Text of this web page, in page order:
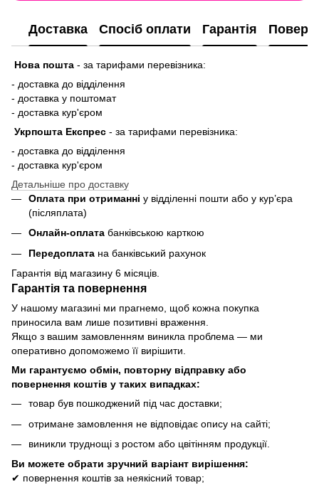
Доставка Спосіб оплати Гарантія
Нова пошта - за тарифами перевізника:
- доставка до відділення
- доставка у поштомат
- доставка кур'єром
Укрпошта Експрес - за тарифами перевізника:
- доставка до відділення
- доставка кур'єром
Детальніше про доставку
Оплата при отриманні у відділенні пошти або у кур’єра
(післяплата)
Онлайн-оплата банківською карткою
Передоплата на банківський рахунок
Гарантія від магазину 6 місяців.
Гарантія та повернення
У нашому магазині ми прагнемо, щоб кожна покупка
приносила вам лише позитивні враження.
Якщо з вашим замовленням виникла проблема — ми
оперативно допоможемо її вирішити.
Ми гарантуємо обмін, повторну відправку або
повернення коштів у таких випадках:
товар був пошкоджений під час доставки;
отримане замовлення не відповідає опису на сайті;
виникли труднощі з ростом або цвітінням продукції.
Ви можете обрати зручний варіант вирішення:
✔ повернення коштів за неякісний товар;